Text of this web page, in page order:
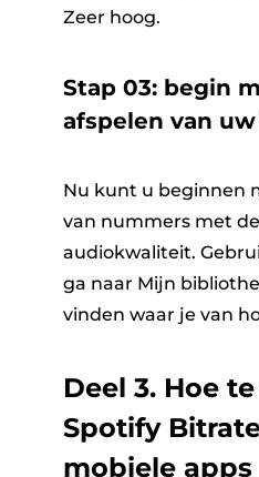
Zeer hoog.
Stap 03: begin
afspelen van
Nu kunt u beginnen
van nummers met
audiokwaliteit.
ga naar Mijn
vinden waar je van
Deel 3. Hoe
Spotify
mobiele apps